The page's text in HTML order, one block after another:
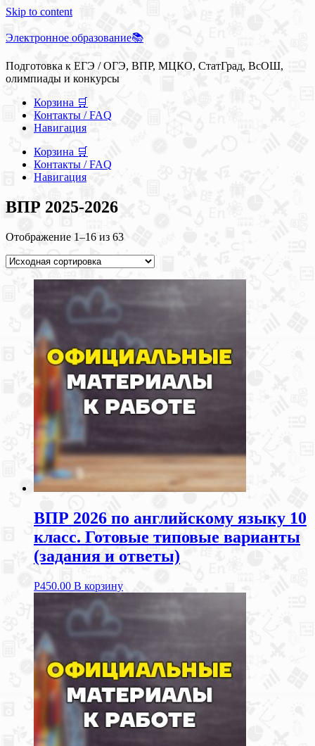
Skip to content
Электронное образование📚
Подготовка к ЕГЭ / ОГЭ, ВПР, МЦКО, СтатГрад, ВсОШ,
олимпиады и конкурсы
Корзина 🛒
Контакты / FAQ
Навигация
Корзина 🛒
Контакты / FAQ
Навигация
ВПР 2025-2026
Отображение 1–16 из 63
ВПР 2026 по английскому языку 10
класс. Готовые типовые варианты
(задания и ответы)
Р450.00 В корзину